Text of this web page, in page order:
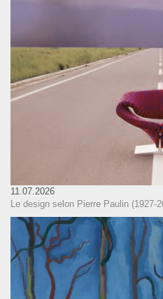
11.07.2026
Le design selon Pierre Paulin (1927-